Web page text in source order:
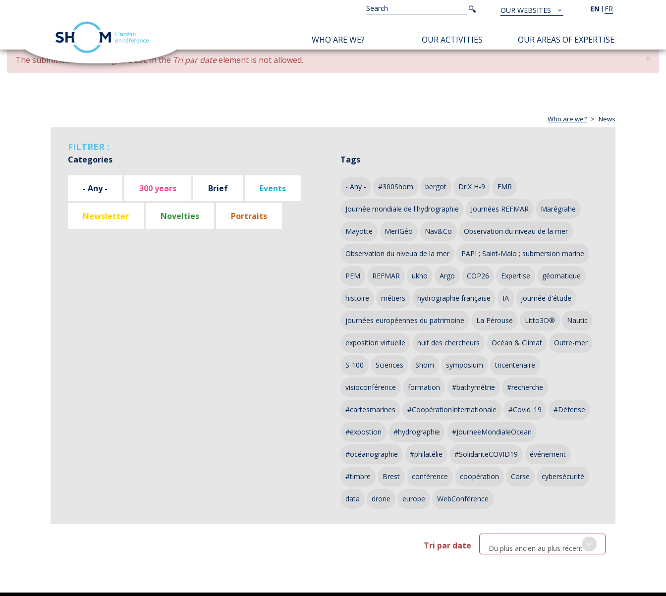
Skip
main
EN FR
TOUS
NOS
SITES
OUR WEBSITES
Search
Search
NAVIGATION
PRINCIPALE
WHO ARE WE? OUR ACTIVITIES OUR AREAS OF EXPERTISE
×
ERROR
MESSAGE
The submitted value changed DESCin theTri par dateelement is not allowed.
Who are we? News
FILTRER :
Categories
- Any - 300 years Brief Events
Newsletter Novelties Portraits
Tags
- Any - #300Shom bergot DriX H-9 EMR
Journée mondiale de l'hydrographie Journées REFMAR Marégrahe
Mayotte MerIGéo Nav&Co Observation du niveau de la mer
Observation du niveua de la mer PAPI ; Saint-Malo ; submersion marine
PEM REFMAR ukho Argo COP26 Expertise géomatique
histoire métiers hydrographie française IA journée d'étude
journées européennes du patrimoine La Pérouse Litto3D® Nautic
exposition virtuelle nuit des chercheurs Océan & Climat Outre-mer
S-100 Sciences Shom symposium tricentenaire
visioconférence formation #bathymétrie #recherche
#cartesmarines #CoopérationInternationale #Covid_19 #Défense
#expostion #hydrographie #JourneeMondialeOcean
#océanographie #philatélie #SolidariteCOVID19 événement
#timbre Brest conférence coopération Corse cybersécurité
data drone europe WebConférence
Tri par date Du plus ancien au plus récent